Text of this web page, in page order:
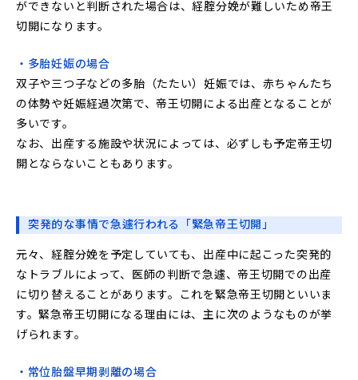
ができないと判断された場合は、経腟分娩が難しいため帝王
切開になります。
・多胎妊娠の場合
双子や三つ子などの多胎（たたい）妊娠では、赤ちゃんたち
の体勢や妊娠経過次第で、帝王切開による出産となることが
多いです。
なお、出産する施設や状況によっては、必ずしも予定帝王切
開とならないこともあります。
突発的な事情で急遽行われる「緊急帝王切開」
元々、経腟分娩を予定していても、出産中に起こった突発的
なトラブルによって、医師の判断で急遽、帝王切開での出産
に切り替えることがあります。これを緊急帝王切開といいま
す。緊急帝王切開になる理由には、主に次のようなものが挙
げられます。
・常位胎盤早期剥離の場合